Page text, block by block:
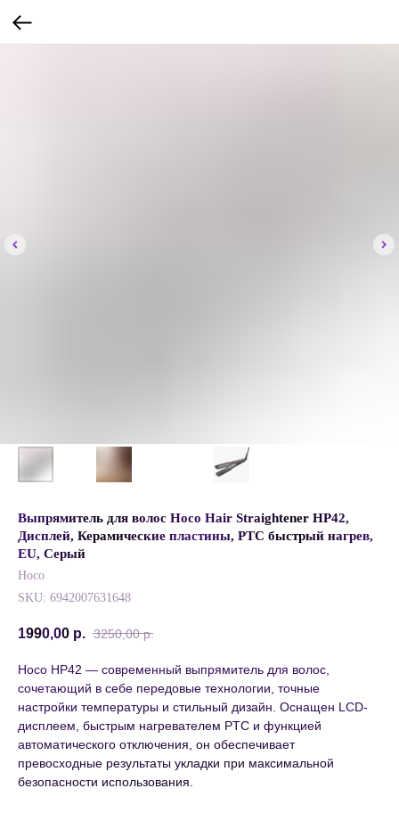
Выпрямитель для волос Hoco Hair Straightener HP42,
Дисплей, Керамические пластины, PTC быстрый нагрев,
EU, Серый
Hoco
SKU: 6942007631648
1990,00 р. 3250,00 р.
Hoco HP42 — современный выпрямитель для волос,
сочетающий в себе передовые технологии, точные
настройки температуры и стильный дизайн. Оснащен LCD-
дисплеем, быстрым нагревателем PTC и функцией
автоматического отключения, он обеспечивает
превосходные результаты укладки при максимальной
безопасности использования.